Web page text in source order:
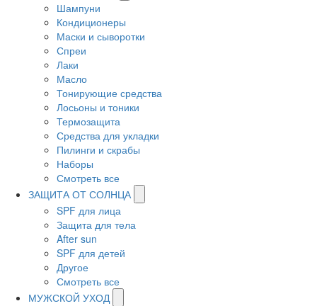
Шампуни
Кондиционеры
Маски и сыворотки
Спреи
Лаки
Масло
Тонирующие средства
Лосьоны и тоники
Термозащита
Средства для укладки
Пилинги и скрабы
Наборы
Смотреть все
ЗАЩИТА ОТ СОЛНЦА
SPF для лица
Защита для тела
After sun
SPF для детей
Другое
Смотреть все
МУЖСКОЙ УХОД